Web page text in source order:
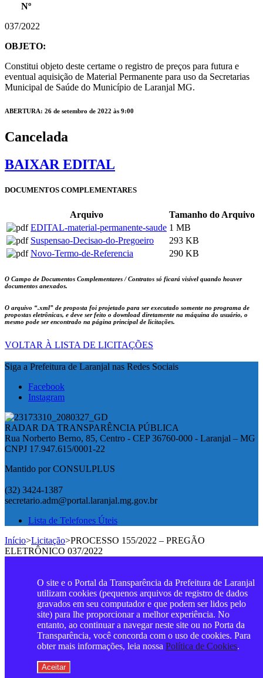
Nº
037/2022
OBJETO:
Constitui objeto deste certame o registro de preços para futura e
eventual aquisição de Material Permanente para uso da Secretarias
Municipal de Saúde do Município de Laranjal MG.
ABERTURA: 26 de setembro de 2022 às 9:00
Cancelada
BAIXAR EDITAL
DOCUMENTOS COMPLEMENTARES
Arquivo
Tamanho do Arquivo
EDITAL-material-permanente-saude 1 MB
Suspensao-Decisao-do-Pregoeiro
293 KB
Novo-Termo-de-Referencia
290 KB
O Campo de Documentos Complementares / Contratos só ficará visível quando houver
documentos anexados.
O arquivo “.xml” de proposta foi projetado para ser executado somente no programa de
propostas eletrônicas, e deve ser feito o download diretamente na máquina do usuário, o
mesmo pode ser encontrado na página principal de licitações.
VOLTAR À LISTA DE LICITAÇÕES
Siga a Prefeitura de Laranjal nas Redes Sociais
Facebook
Instagram
RADAR DA TRANSPARÊNCIA PÚBLICA
Rua Norberto Berno, 85, Centro - CEP 36760-000 - Laranjal – MG
CNPJ 17.947.615/0001-22
Mantido por CONSULPLUS
(32) 3424-1387
secretario.adm@portal.laranjal.mg.gov.br
Lista de Telefones Úteis
Início>Licitação>PROCESSO 155/2022 – PREGÃO
ELETRÔNICO 037/2022
O site e o Portal da Transparência da Prefeitura de Laranjal
utilizam cookies (pequenos arquivos de registro de dados
gravados em seu computador e que podem ser lidos pelo
site) para lhe proporcionar a melhor experiência. No
entanto, ao continuar a navegar neste site ou no Porta da
Transparência, você concorda com o uso de cookies. Para
obter mais informações, leia nossa Política de Cookies.
Aceitar